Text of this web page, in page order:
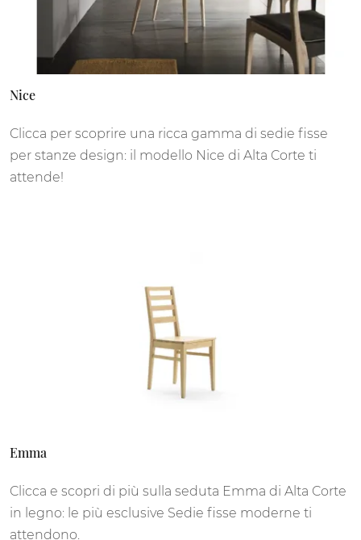
Nice
Clicca per scoprire una ricca gamma di sedie fisse
per stanze design: il modello Nice di Alta Corte ti
attende!
Emma
Clicca e scopri di più sulla seduta Emma di Alta Corte
in legno: le più esclusive Sedie fisse moderne ti
attendono.